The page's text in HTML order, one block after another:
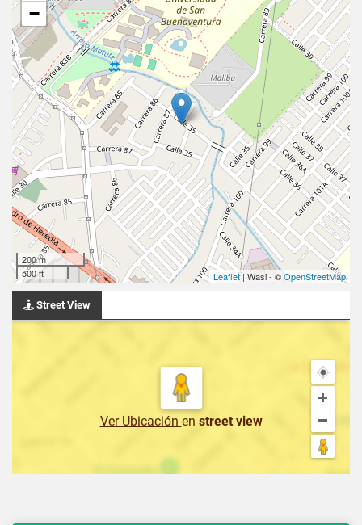
−
200 m
500 ft
Leaflet| Wasi - ©OpenStreetMap
Street View
Ver Ubicación en street view